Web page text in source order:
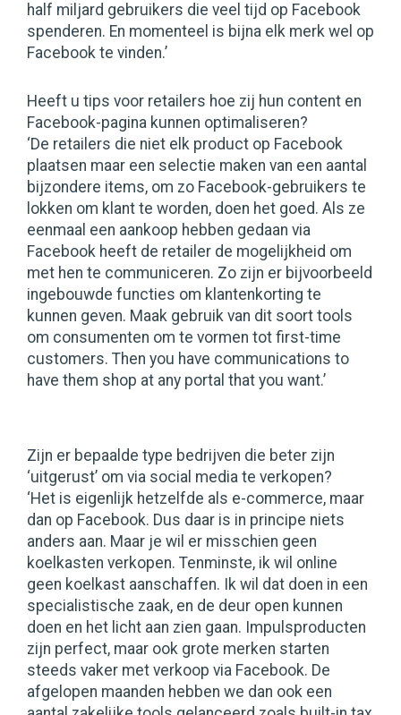
half miljard gebruikers die veel tijd op Facebook
spenderen. En momenteel is bijna elk merk wel op
Facebook te vinden.’
Heeft u tips voor retailers hoe zij hun content en
Facebook-pagina kunnen optimaliseren?
‘De retailers die niet elk product op Facebook
plaatsen maar een selectie maken van een aantal
bijzondere items, om zo Facebook-gebruikers te
lokken om klant te worden, doen het goed. Als ze
eenmaal een aankoop hebben gedaan via
Facebook heeft de retailer de mogelijkheid om
met hen te communiceren. Zo zijn er bijvoorbeeld
ingebouwde functies om klantenkorting te
kunnen geven. Maak gebruik van dit soort tools
om consumenten om te vormen tot first-time
customers. Then you have communications to
have them shop at any portal that you want.’
Zijn er bepaalde type bedrijven die beter zijn
‘uitgerust’ om via social media te verkopen?
‘Het is eigenlijk hetzelfde als e-commerce, maar
dan op Facebook. Dus daar is in principe niets
anders aan. Maar je wil er misschien geen
koelkasten verkopen. Tenminste, ik wil online
geen koelkast aanschaffen. Ik wil dat doen in een
specialistische zaak, en de deur open kunnen
doen en het licht aan zien gaan. Impulsproducten
zijn perfect, maar ook grote merken starten
steeds vaker met verkoop via Facebook. De
afgelopen maanden hebben we dan ook een